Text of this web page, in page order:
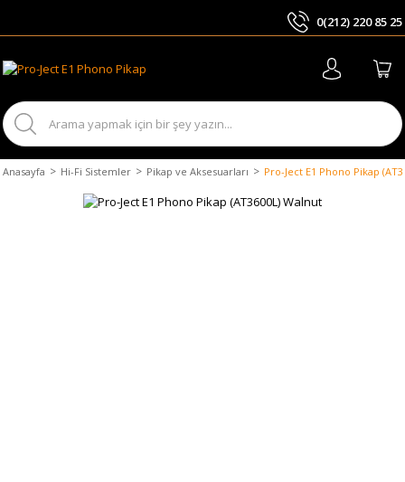
0(212) 220 85 25
Anasayfa Hi-Fi Sistemler Pikap ve Aksesuarları Pro-Ject E1 Phono Pikap